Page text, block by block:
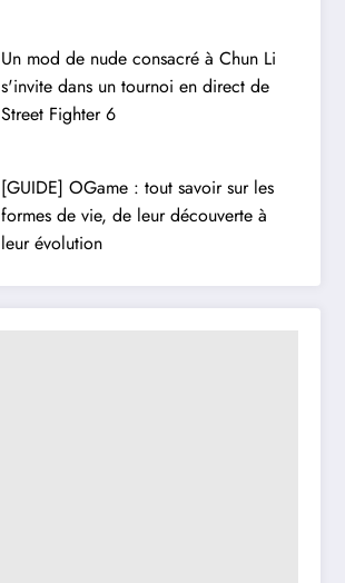
Un mod de nude consacré à Chun Li
s'invite dans un tournoi en direct de
Street Fighter 6
[GUIDE] OGame : tout savoir sur les
formes de vie, de leur découverte à
leur évolution